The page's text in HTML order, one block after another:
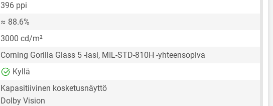
396 ppi
≈ 88.6%
3000 cd/m²
Corning Gorilla Glass 5 -lasi, MIL-STD-810H -yhteensopiva
Kyllä
Kapasitiivinen kosketusnäyttö
Dolby Vision